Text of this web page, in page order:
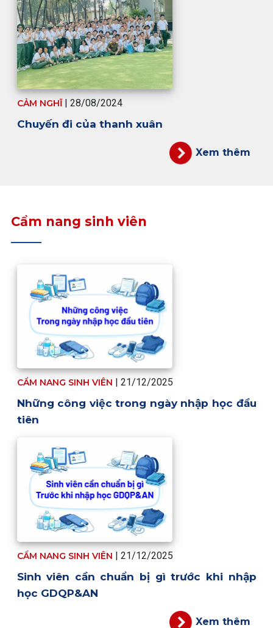
CẢM NGHĨ | 28/08/2024
Chuyến đi của thanh xuân
Xem thêm
Cẩm nang sinh viên
CẨM NANG SINH VIÊN | 21/12/2025
Những công việc trong ngày nhập học đầu
tiên
CẨM NANG SINH VIÊN | 21/12/2025
Sinh viên cần chuẩn bị gì trước khi nhập
học GDQP&AN
Xem thêm